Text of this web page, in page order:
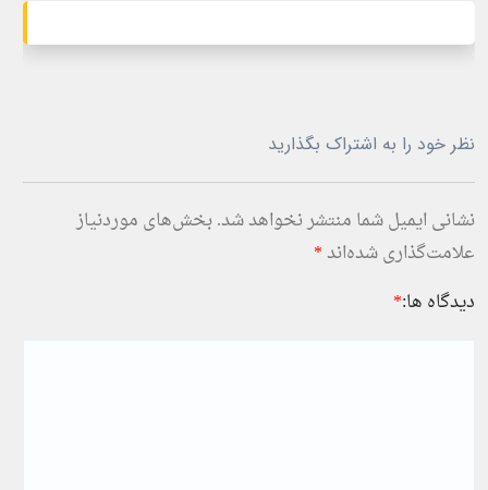
نظر خود را به اشتراک بگذارید
نشانی ایمیل شما منتشر نخواهد شد. بخش‌های موردنیاز
علامت‌گذاری شده‌اند*
دیدگاه ها:*